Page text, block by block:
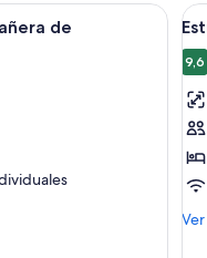
con una ventana
de
las
de
9,6
Más